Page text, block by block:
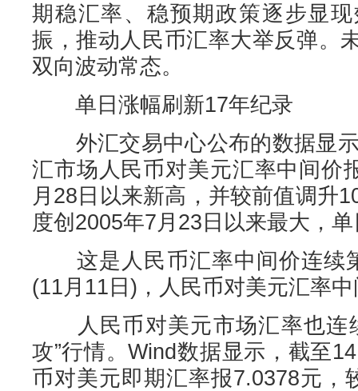
期稳汇率、稳预期政策逐步显
振，推动人民币汇率大举反弹。
双向波动常态。
单日涨幅刷新17年纪录
外汇交易中心公布的数据显示
汇市场人民币对美元汇率中间价
月28日以来新高，并较前值调升
度创2005年7月23日以来最大，
这是人民币汇率中间价连续
(11月11日)，人民币对美元汇率
人民币对美元市场汇率也连
攻”行情。Wind数据显示，截至
币对美元即期汇率报7.0378元，